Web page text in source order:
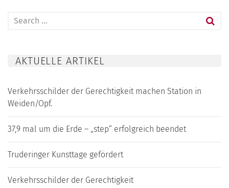
Search
AKTUELLE ARTIKEL
Verkehrsschilder der Gerechtigkeit machen Station in
Weiden/Opf.
37,9 mal um die Erde – „step“ erfolgreich beendet
Truderinger Kunsttage gefördert
Verkehrsschilder der Gerechtigkeit